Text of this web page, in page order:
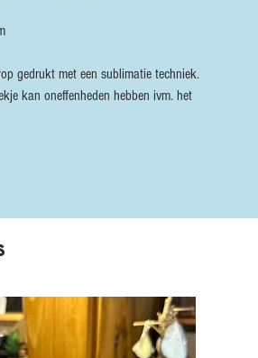
gedrukt met een sublimatie techniek.
kan oneffenheden hebben ivm. het